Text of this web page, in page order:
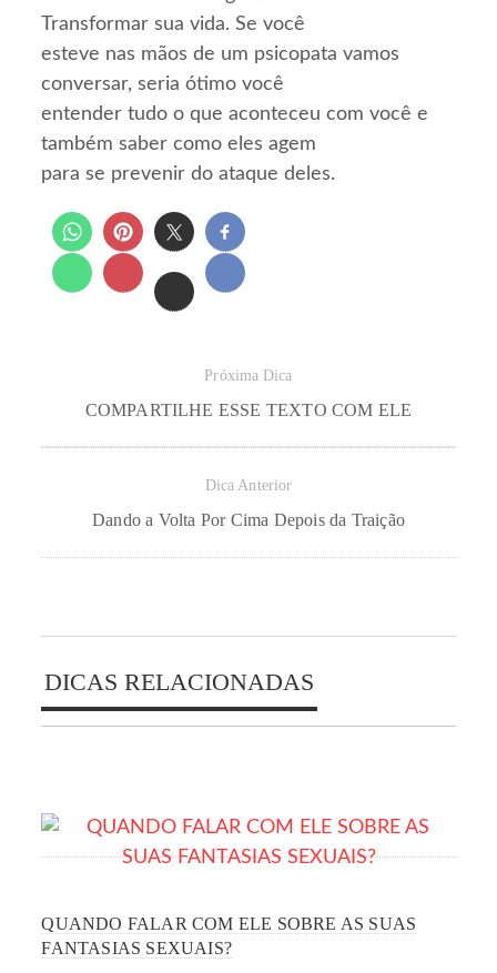
Transformar sua vida. Se você
esteve nas mãos de um psicopata vamos
conversar, seria ótimo você
entender tudo o que aconteceu com você e
também saber como eles agem
para se prevenir do ataque deles.
Próxima Dica
COMPARTILHE ESSE TEXTO COM ELE
Dica Anterior
Dando a Volta Por Cima Depois da Traição
DICAS RELACIONADAS
QUANDO FALAR COM ELE SOBRE AS SUAS
FANTASIAS SEXUAIS?